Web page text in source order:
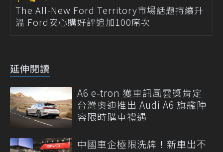
The All-New Ford Territory市場話題持續升
溫 Ford安心購好評追加100席次
延伸閱讀
A6 e-tron 獲車訊風雲獎肯定
台灣奧迪推出 Audi A6 旗艦陣
容限時購車禮遇
中國車企極限洗牌！新車出不